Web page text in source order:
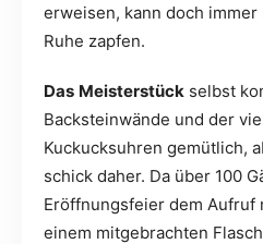
erweisen, kann doch
Ruhe zapfen.
Das Meisterstück selbst
Backsteinwände und der
Kuckucksuhren gemütlich,
schick daher. Da über 100
Eröffnungsfeier dem Aufruf
einem mitgebrachten